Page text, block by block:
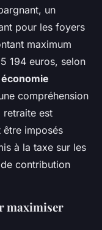
un
pour les foyers
maximum
194 euros, selon
économie
compréhension
retraite est
être imposés
à la taxe sur les
contribution
maximiser